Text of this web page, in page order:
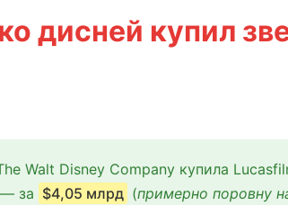
дисней купил
Walt Disney Company купила
за $4,05 млрд (примерно поровну